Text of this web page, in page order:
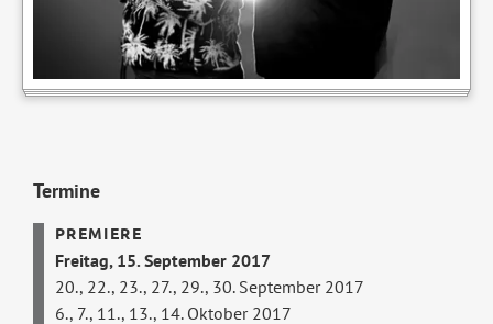
Termine
Freitag, 15. September 2017
20., 22., 23., 27., 29., 30. September 2017
6., 7., 11., 13., 14. Oktober 2017